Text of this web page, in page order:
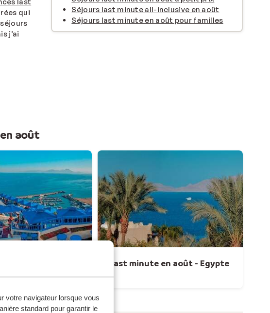
votre navigateur lorsque vous
standard pour garantir le
qui
j’ai
Séjours last minute all-inclusive en août
Séjours last minute en août pour familles
août
Last minute en août - Egypte